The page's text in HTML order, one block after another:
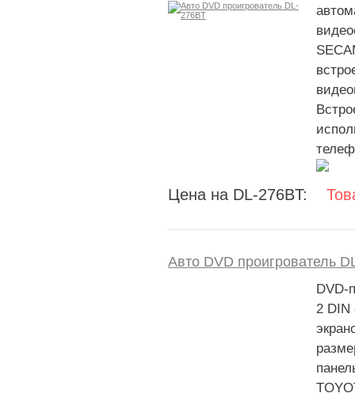
Цена на DL-276BT:
Авто DVD проигрователь
DVD-
2